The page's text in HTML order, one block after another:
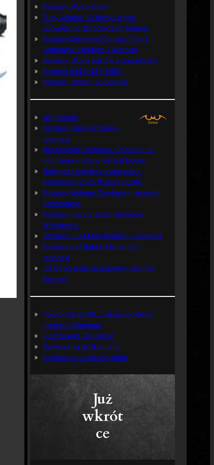
Batman: Wojna Cieni
Tuzy Jokera: 13 klasycznych
opowieści o zbrodniczym klaunie
Batman Detective Comics, Tom 1:
Gothamski Nokturn: Uwertura
Batman: Wojna żartów z zagadkami
Batman #445-447, #480
Batman: Śmierć w rodzinie
Wątpliwość
Batman: Dark Patterns –
recenzja
Nie prześpij Batmana i Robina P. K.
Johnsona + zimny jak lód bonus
Najlepsze komiksy związane z
Batmanem 2025 (Polska i USA)
Batman Arkham: Clayface – recenzja,
prezentacja
Batman i ukryty skarb Berniego
Wrightsona
Batman: Full Moon (Pełnia) – recenzja
Batman and Robin: Memento –
recenzja
30 lat od polskiej premiery „Batman
Forever”
Powrót do lat 60. z okazji 60-lecia
premiery Batmana
Z archiwum TM-Semic
Nawiązania do Batmana
Batman na kasetach video
Już
wkrót
ce